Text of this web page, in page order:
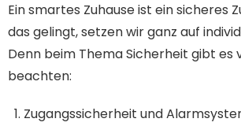
Ein smartes Zuhause ist ein sicheres
das gelingt, setzen wir ganz auf
Denn beim Thema Sicherheit gibt es
beachten:
Zugangssicherheit und